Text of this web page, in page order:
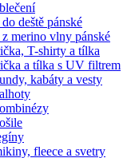
deště pánské
merino vlny pánské
T-shirty a tílka
a tílka s UV filtrem
kabáty a vesty
fleece a svetry